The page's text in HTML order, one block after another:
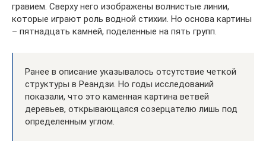
гравием. Сверху него изображены волнистые линии,
которые играют роль водной стихии. Но основа картины
– пятнадцать камней, поделенные на пять групп.
Ранее в описание указывалось отсутствие четкой
структуры в Реандзи. Но годы исследований
показали, что это каменная картина ветвей
деревьев, открывающаяся созерцателю лишь под
определенным углом.